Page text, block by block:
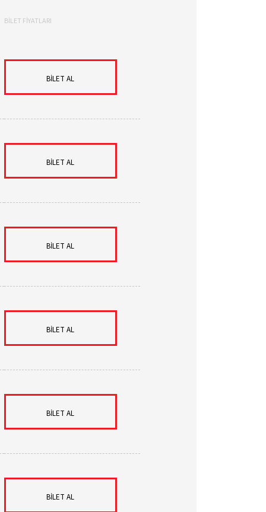
BİLET FİYATLARI
BİLET AL
BİLET AL
BİLET AL
BİLET AL
BİLET AL
BİLET AL